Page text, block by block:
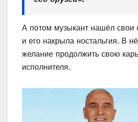
А потом музыкант нашёл свои
и его накрыла ностальгия. В
желание продолжить свою
исполнителя.